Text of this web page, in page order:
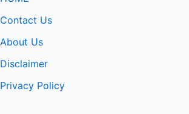
Contact Us
About Us
Disclaimer
Privacy Policy